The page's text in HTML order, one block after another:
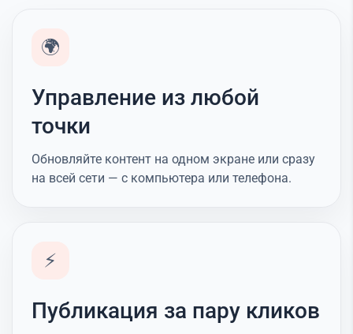
🌍
Управление из любой
точки
Обновляйте контент на одном экране или сразу
на всей сети — с компьютера или телефона.
⚡
Публикация за пару кликов